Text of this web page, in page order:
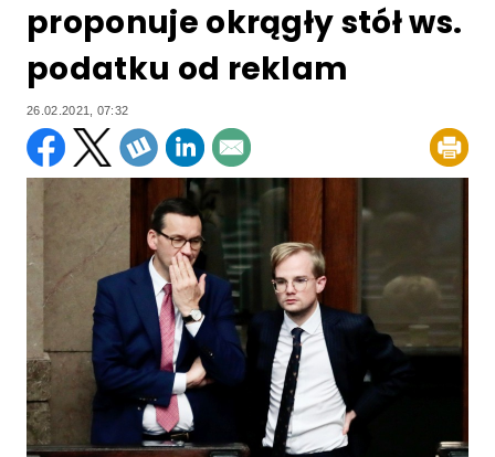
proponuje okrągły stół ws.
podatku od reklam
26.02.2021, 07:32